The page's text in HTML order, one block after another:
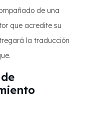
de una
que acredite su
la traducción